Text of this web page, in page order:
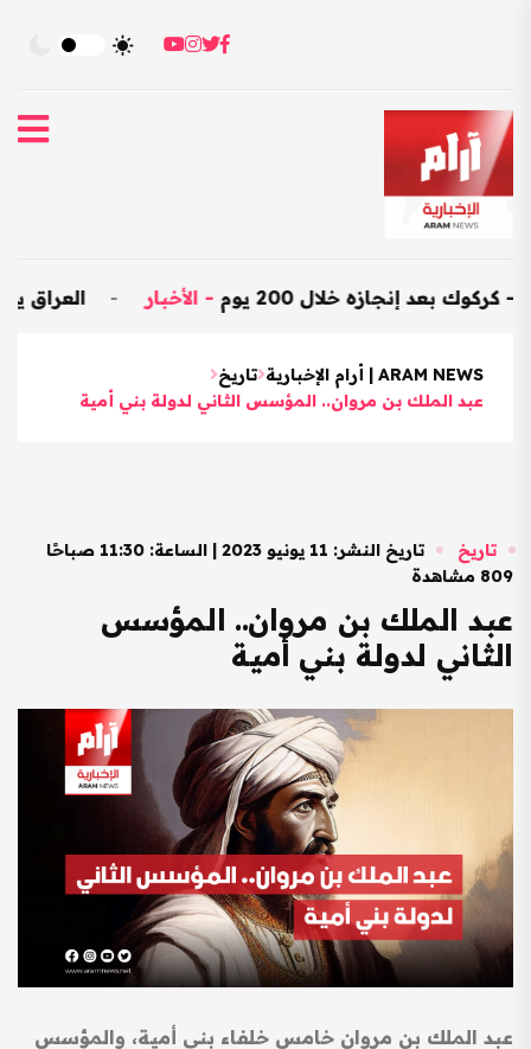
العراق يستورد بضائع هندية بـ545 مليون دولار - خلال 200 يوم -الأخبار
ARAM NEWS | أرام الإخبارية
تاريخ
عبد الملك بن مروان.. المؤسس الثاني لدولة بني أمية
تاريخ
تاريخ النشر: 11 يونيو 2023 | الساعة: 11:30 صباحًا
809 مشاهدة
عبد الملك بن مروان.. المؤسس
الثاني لدولة بني أمية
عبد الملك بن مروان خامس خلفاء بني أمية، والمؤسس